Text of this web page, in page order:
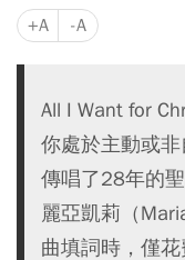
+A -A
All I Want for
你處於主動或
傳唱了28年的
麗亞凱莉（
曲填詞時，僅